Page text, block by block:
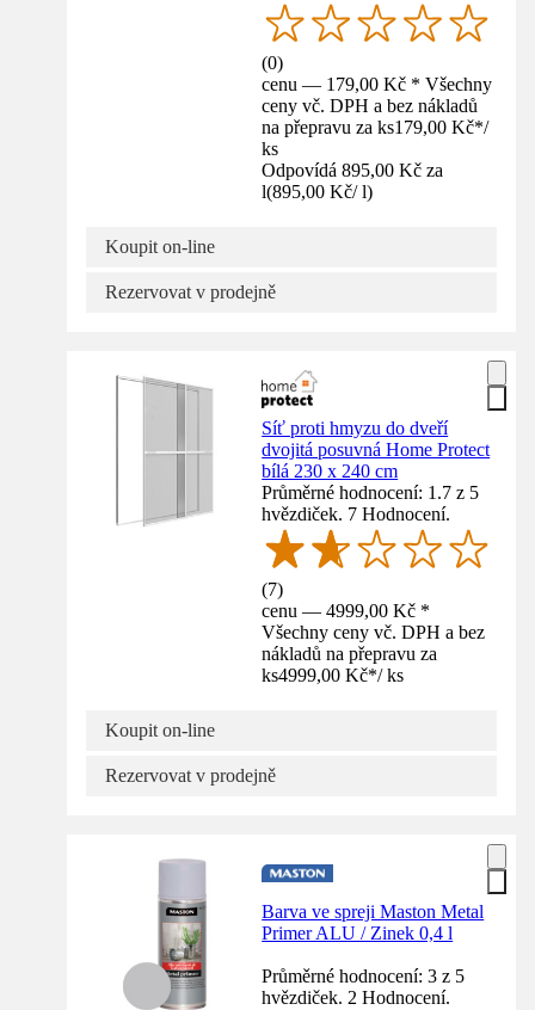
(0)
cenu — 179,00 Kč * Všechny
ceny vč. DPH a bez nákladů
na přepravu za ks179,00 Kč*/
ks
Odpovídá 895,00 Kč za
l(895,00 Kč/ l)
Koupit on-line
Rezervovat v prodejně
Síť proti hmyzu do dveří
dvojitá posuvná Home Protect
bílá 230 x 240 cm
Průměrné hodnocení: 1.7 z 5
hvězdiček. 7 Hodnocení.
(7)
cenu — 4999,00 Kč *
Všechny ceny vč. DPH a bez
nákladů na přepravu za
ks4999,00 Kč*/ ks
Koupit on-line
Rezervovat v prodejně
Barva ve spreji Maston Metal
Primer ALU / Zinek 0,4 l
Průměrné hodnocení: 3 z 5
hvězdiček. 2 Hodnocení.